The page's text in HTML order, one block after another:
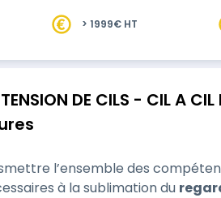
> 1999€ HT
DE CILS - CIL A CIL
l’ensemble des
à la sublimation du